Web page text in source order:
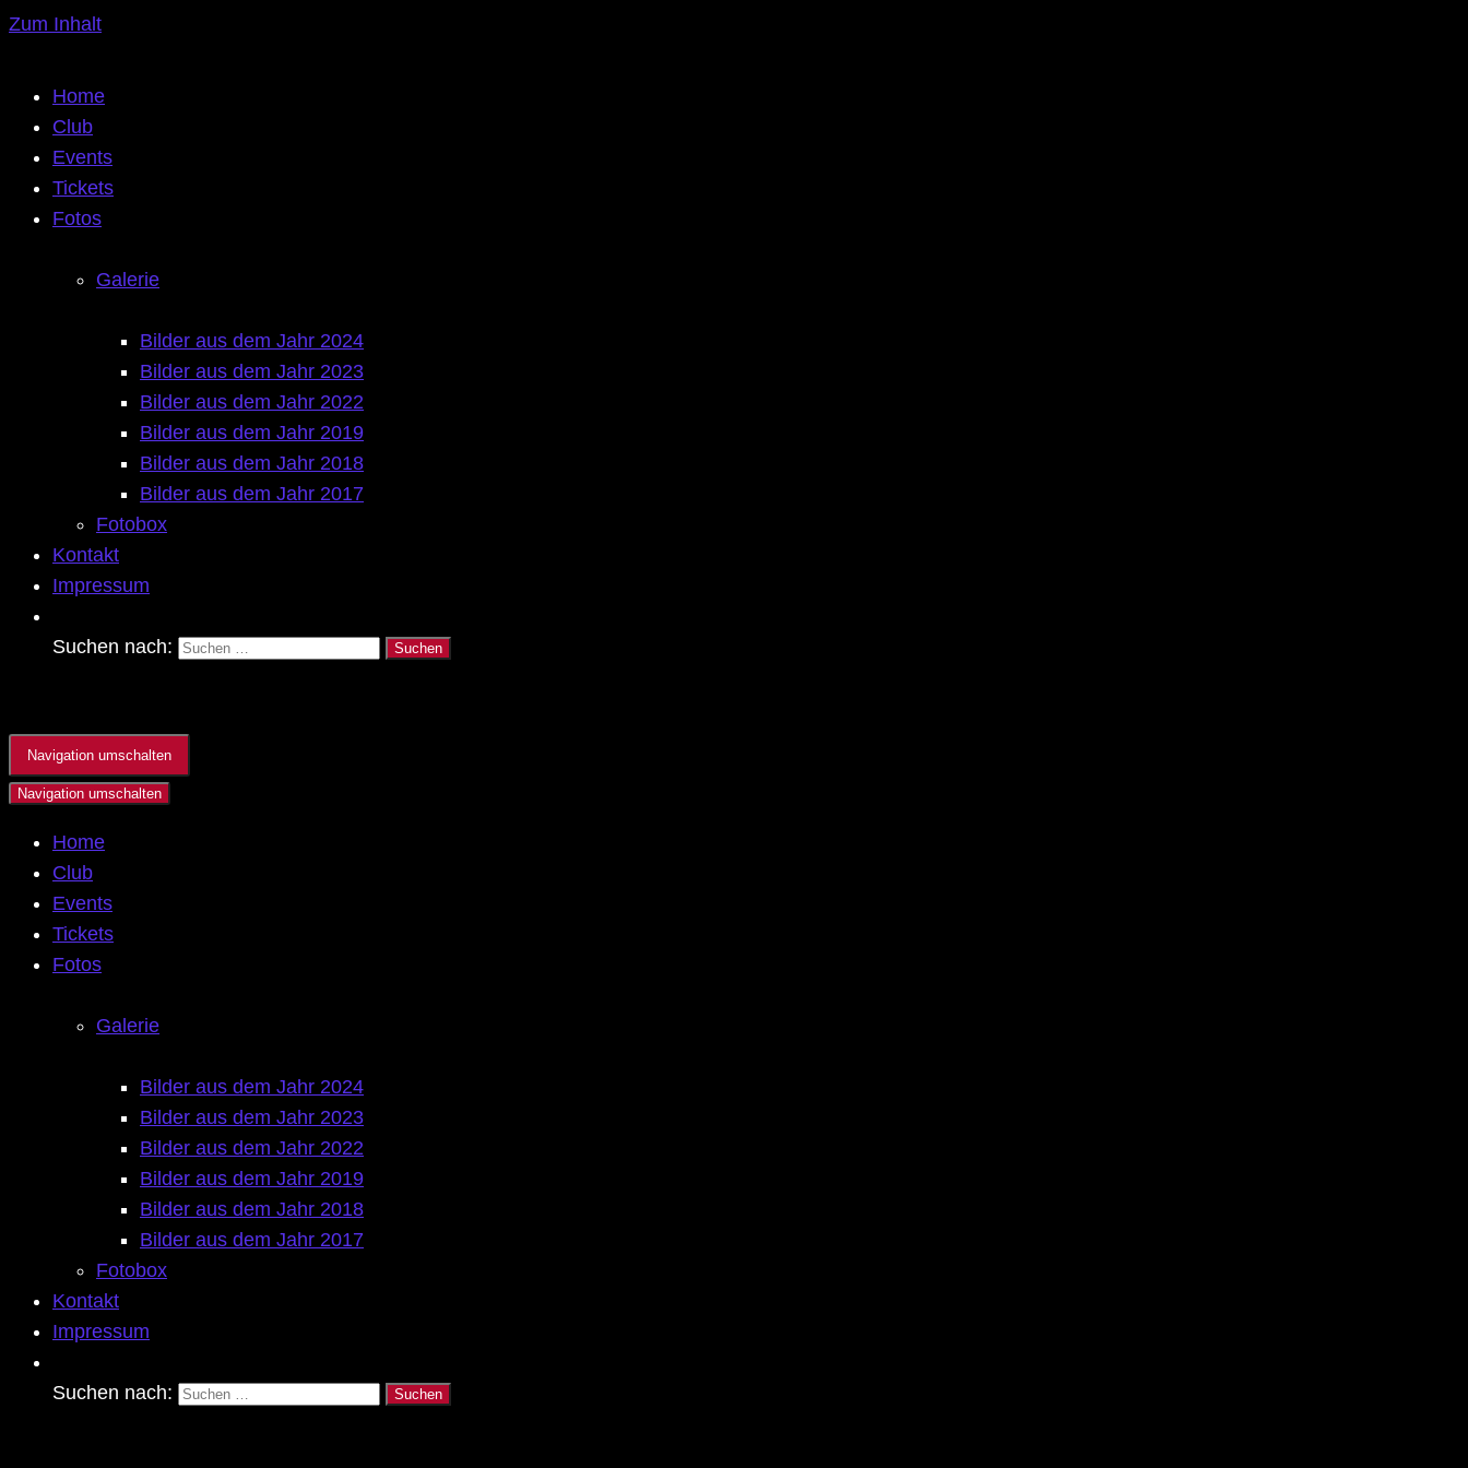
Zum Inhalt
Home
Club
Events
Tickets
Fotos
Galerie
Bilder aus dem Jahr 2024
Bilder aus dem Jahr 2023
Bilder aus dem Jahr 2022
Bilder aus dem Jahr 2019
Bilder aus dem Jahr 2018
Bilder aus dem Jahr 2017
Fotobox
Kontakt
Impressum
Suchen nach:
Navigation umschalten
Navigation umschalten
Home
Club
Events
Tickets
Fotos
Galerie
Bilder aus dem Jahr 2024
Bilder aus dem Jahr 2023
Bilder aus dem Jahr 2022
Bilder aus dem Jahr 2019
Bilder aus dem Jahr 2018
Bilder aus dem Jahr 2017
Fotobox
Kontakt
Impressum
Suchen nach: